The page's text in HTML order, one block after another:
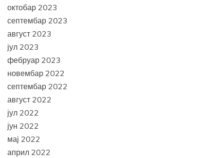
октобар 2023
септембар 2023
август 2023
јул 2023
фебруар 2023
новембар 2022
септембар 2022
август 2022
јул 2022
јун 2022
мај 2022
април 2022